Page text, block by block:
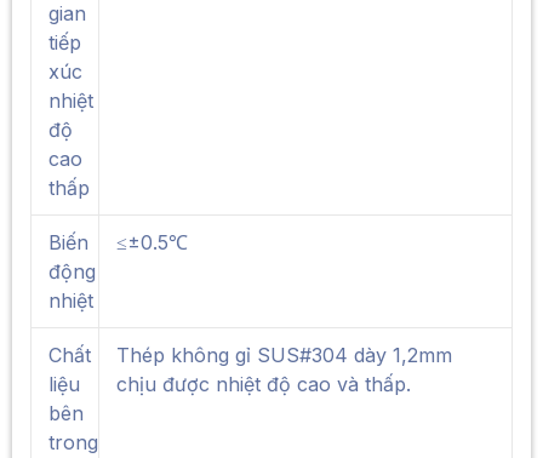
gian
tiếp
xúc
nhiệt
độ
cao
thấp
Biến
động
nhiệt
≤±0.5℃
Chất
liệu
bên
trong
Thép không gỉ SUS#304 dày 1,2mm
chịu được nhiệt độ cao và thấp.